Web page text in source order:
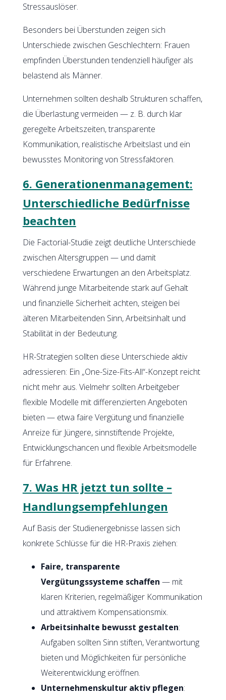
Stressauslöser.
Besonders bei Überstunden zeigen sich
Unterschiede zwischen Geschlechtern: Frauen
empfinden Überstunden tendenziell häufiger als
belastend als Männer.
Unternehmen sollten deshalb Strukturen schaffen,
die Überlastung vermeiden — z. B. durch klar
geregelte Arbeitszeiten, transparente
Kommunikation, realistische Arbeitslast und ein
bewusstes Monitoring von Stressfaktoren.
6. Generationenmanagement:
Unterschiedliche Bedürfnisse
beachten
Die Factorial-Studie zeigt deutliche Unterschiede
zwischen Altersgruppen — und damit
verschiedene Erwartungen an den Arbeitsplatz.
Während junge Mitarbeitende stark auf Gehalt
und finanzielle Sicherheit achten, steigen bei
älteren Mitarbeitenden Sinn, Arbeitsinhalt und
Stabilität in der Bedeutung.
HR-Strategien sollten diese Unterschiede aktiv
adressieren: Ein „One-Size-Fits-All“-Konzept reicht
nicht mehr aus. Vielmehr sollten Arbeitgeber
flexible Modelle mit differenzierten Angeboten
bieten — etwa faire Vergütung und finanzielle
Anreize für Jüngere, sinnstiftende Projekte,
Entwicklungschancen und flexible Arbeitsmodelle
für Erfahrene.
7. Was HR jetzt tun sollte –
Handlungsempfehlungen
Auf Basis der Studienergebnisse lassen sich
konkrete Schlüsse für die HR-Praxis ziehen:
Faire, transparente
Vergütungssysteme schaffen — mit
klaren Kriterien, regelmäßiger Kommunikation
und attraktivem Kompensationsmix.
Arbeitsinhalte bewusst gestalten:
Aufgaben sollten Sinn stiften, Verantwortung
bieten und Möglichkeiten für persönliche
Weiterentwicklung eröffnen.
Unternehmenskultur aktiv pflegen: